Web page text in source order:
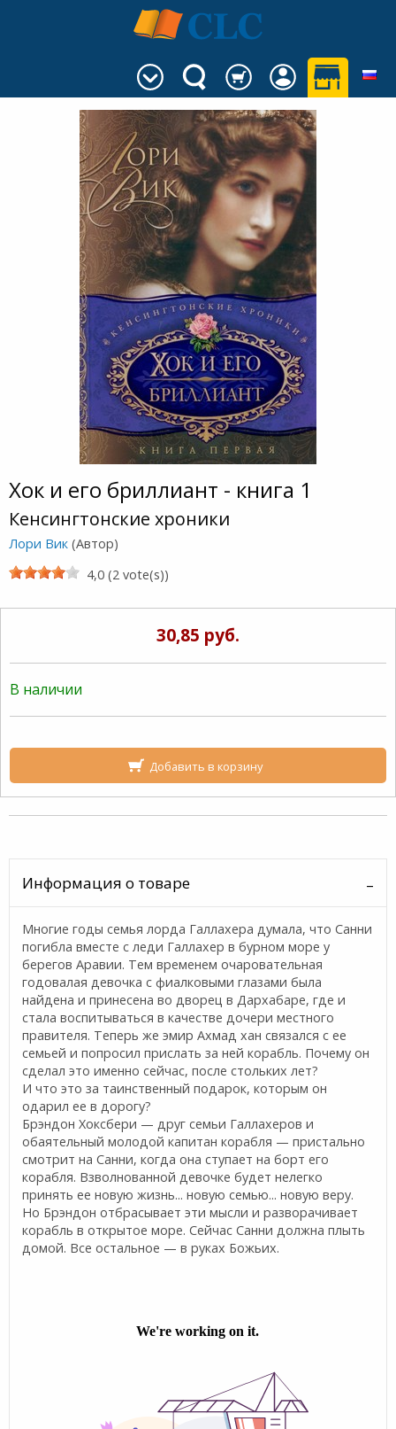
Хок и его бриллиант - книга 1
Кенсингтонские хроники
Лори Вик (Автор)
4,0 (2 vote(s))
30,85 руб.
В наличии
Добавить в корзину
Информация о товаре
Многие годы семья лорда Галлахера думала, что Санни
погибла вместе с леди Галлахер в бурном море у
берегов Аравии. Тем временем очаровательная
годовалая девочка с фиалковыми глазами была
найдена и принесена во дворец в Дархабаре, где и
стала воспитываться в качестве дочери местного
правителя. Теперь же эмир Ахмад хан связался с ее
семьей и попросил прислать за ней корабль. Почему он
сделал это именно сейчас, после стольких лет?
И что это за таинственный подарок, которым он
одарил ее в дорогу?
Брэндон Хоксбери — друг семьи Галлахеров и
обаятельный молодой капитан корабля — пристально
смотрит на Санни, когда она ступает на борт его
корабля. Взволнованной девочке будет нелегко
принять ее новую жизнь... новую семью... новую веру.
Но Брэндон отбрасывает эти мысли и разворачивает
корабль в открытое море. Сейчас Санни должна плыть
домой. Все остальное — в руках Божьих.